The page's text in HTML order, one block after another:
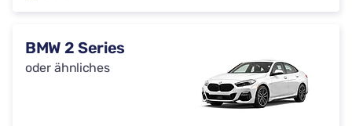
BMW 2 Series
oder ähnliches